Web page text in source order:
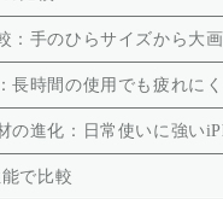
：手のひらサイズから大
長時間の使用でも疲れに
の進化：日常使いに強い
能で比較